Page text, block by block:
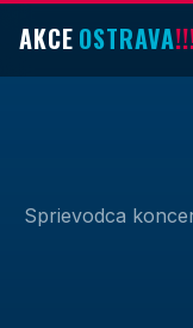
AKCE OSTRAVA
Sprievodca